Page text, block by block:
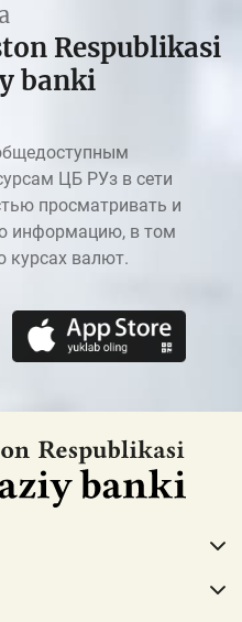
Respublikasi
banki
ЦБ РУз в сети
просматривать и
информацию, в том
курсах валют.